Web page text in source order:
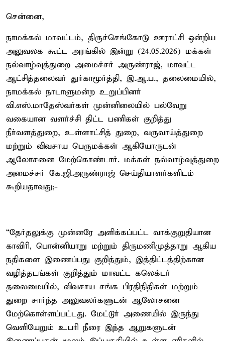
சென்னை,
நாமக்கல் மாவட்டம், திருச்செங்கோடு ஊராட்சி ஒன்றிய
அலுவலக கூட்ட அரங்கில் இன்று (24.05.2026) மக்கள்
நல்வாழ்வுத்துறை அமைச்சர் அருண்ராஜ், மாவட்ட
ஆட்சித்தலைவர் துர்காமூர்த்தி, இ.ஆ.ப., தலைமையில்,
நாமக்கல் நாடாளுமன்ற உறுப்பினர்
வி.எஸ்.மாதேஸ்வர்கள் முன்னிலையில் பல்வேறு
வகையான வளர்ச்சி திட்ட பணிகள் குறித்து
நீர்வளத்துறை, உள்ளாட்சித் துறை, வருவாய்த்துறை
மற்றும் விவசாய பெருமக்கள் ஆகியோருடன்
ஆலோசனை மேற்கொண்டார். மக்கள் நல்வாழ்வுத்துறை
அமைச்சர் கே.ஜி.அருண்ராஜ் செய்தியாளர்களிடம்
கூறியதாவது;-
“தேர்தலுக்கு முன்னரே அளிக்கப்பட்ட வாக்குறுதியான
காவிரி, பொன்னியாறு மற்றும் திருமணிமுத்தாறு ஆகிய
நதிகளை இணைப்பது குறித்தும், இத்திட்டத்திற்கான
வழித்தடங்கள் குறித்தும் மாவட்ட கலெக்டர்
தலைமையில், விவசாய சங்க பிரதிநிதிகள் மற்றும்
துறை சார்ந்த அலுவலர்களுடன் ஆலோசனை
மேற்கொள்ளப்பட்டது. மேட்டூர் அணையில் இருந்து
வெளியேறும் உபரி நீரை இந்த ஆறுகளுடன்